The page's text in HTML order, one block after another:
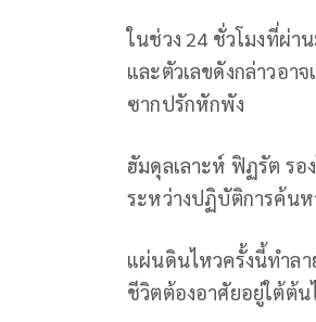
ในช่วง 24 ชั่วโมงที่ผ่า
และตัวเลขดังกล่าวอา
ซากปรักหักพัง
ฮัมดุลเลาะห์ ฟิฏรัต รอ
ระหว่างปฏิบัติการค้น
แผ่นดินไหวครั้งนี้ทำลา
ชีวิตต้องอาศัยอยู่ใต้ต้